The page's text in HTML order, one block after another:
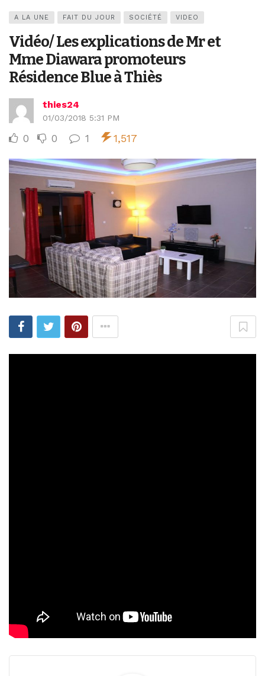
A LA UNE FAIT DU JOUR SOCIÉTÉ VIDEO
Vidéo/ Les explications de Mr et
Mme Diawara promoteurs
Résidence Blue à Thiès
thies24
01/03/2018 5:31 PM
0 0 1 1,517